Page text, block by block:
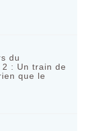
du
: Un train de
que le